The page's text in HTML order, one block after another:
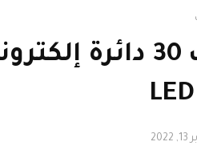
تحميل كتاب 30